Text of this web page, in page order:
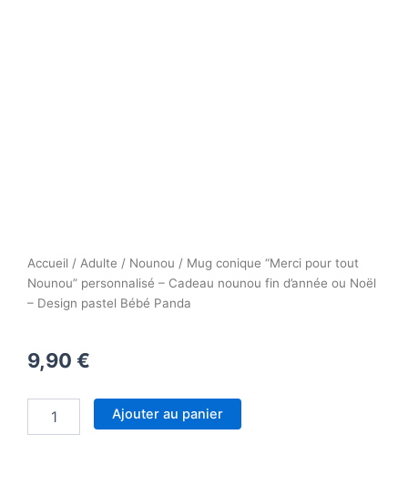
Accueil / Adulte / Nounou / Mug conique “Merci pour tout
Nounou” personnalisé – Cadeau nounou fin d’année ou Noël
– Design pastel Bébé Panda
9,90 €
Ajouter au panier